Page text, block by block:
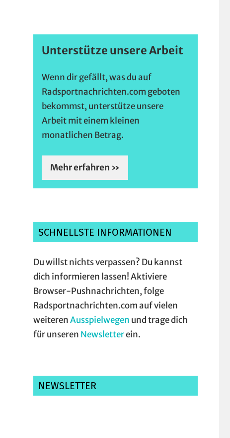
Unterstütze unsere Arbeit
Wenn dir gefällt, was du auf
Radsportnachrichten.com geboten
bekommst, unterstütze unsere
Arbeit mit einem kleinen
monatlichen Betrag.
Mehr erfahren »
SCHNELLSTE INFORMATIONEN
Du willst nichts verpassen? Du kannst
dich informieren lassen! Aktiviere
Browser-Pushnachrichten, folge
Radsportnachrichten.com auf vielen
weiterenAusspielwegen und trage dich
für unseren Newsletterein.
NEWSLETTER